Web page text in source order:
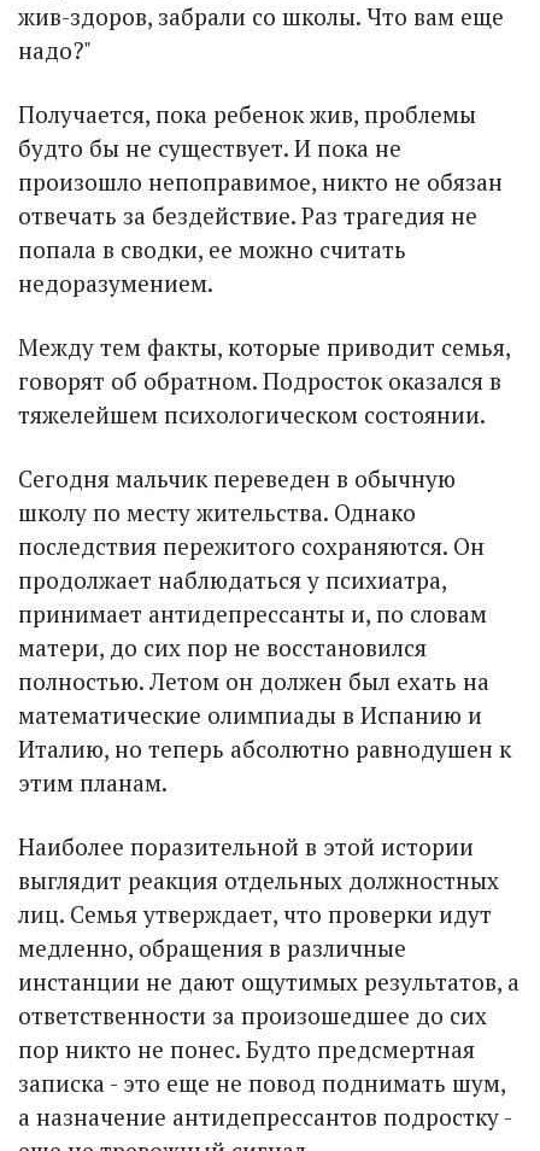
жив-здоров, забрали со школы. Что вам еще
надо?"
Получается, пока ребенок жив, проблемы
будто бы не существует. И пока не
произошло непоправимое, никто не обязан
отвечать за бездействие. Раз трагедия не
попала в сводки, ее можно считать
недоразумением.
Между тем факты, которые приводит семья,
говорят об обратном. Подросток оказался в
тяжелейшем психологическом состоянии.
Сегодня мальчик переведен в обычную
школу по месту жительства. Однако
последствия пережитого сохраняются. Он
продолжает наблюдаться у психиатра,
принимает антидепрессанты и, по словам
матери, до сих пор не восстановился
полностью. Летом он должен был ехать на
математические олимпиады в Испанию и
Италию, но теперь абсолютно равнодушен к
этим планам.
Наиболее поразительной в этой истории
выглядит реакция отдельных должностных
лиц. Семья утверждает, что проверки идут
медленно, обращения в различные
инстанции не дают ощутимых результатов, а
ответственности за произошедшее до сих
пор никто не понес. Будто предсмертная
записка - это еще не повод поднимать шум,
а назначение антидепрессантов подростку -